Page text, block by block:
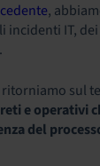
,
incidenti IT,
sul
e operativi
del